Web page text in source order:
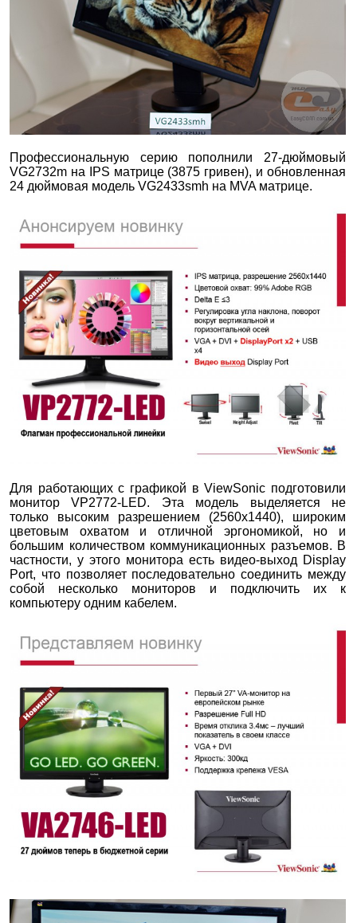
Профессиональную серию пополнили 27-дюймовый
VG2732m на IPS матрице (3875 гривен), и обновленная
24 дюймовая модель VG2433smh на MVA матрице.
Для работающих с графикой в ViewSonic подготовили
монитор VP2772-LED. Эта модель выделяется не
только высоким разрешением (2560х1440), широким
цветовым охватом и отличной эргономикой, но и
большим количеством коммуникационных разъемов. В
частности, у этого монитора есть видео-выход Display
Port, что позволяет последовательно соединить между
собой несколько мониторов и подключить их к
компьютеру одним кабелем.